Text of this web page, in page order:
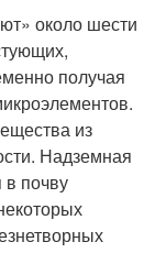
около шести
получая
из
Надземная
в почву